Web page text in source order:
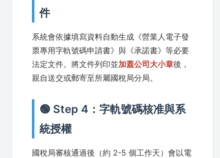
件
系統會依據填寫資料自動生成《營業人電子發
票專用字軌號碼申請書》與《承諾書》等必要
法定文件。將文件列印並加蓋公司大小章後，
親自送交或郵寄至所屬國稅局分局。
🟢 Step 4：字軌號碼核准與系
統授權
國稅局審核通過後（約 2-5 個工作天）會以電